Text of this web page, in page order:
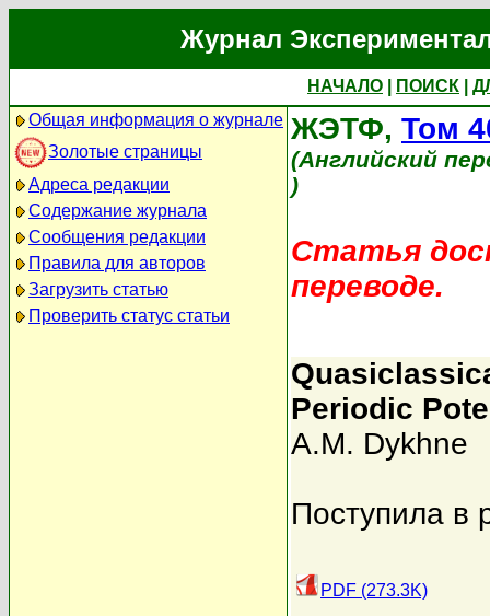
Журнал
НАЧАЛО ПОИСК
Общая информация о журнале
Золотые страницы
Адреса редакции
Содержание журнала
Сообщения редакции
Правила для авторов
Загрузить статью
Проверить статус статьи
ЖЭТФ, Том
(Английский
)
Статья
переводе.
Periodic
A.M. Dykhne
Поступила в
PDF (273.3K)